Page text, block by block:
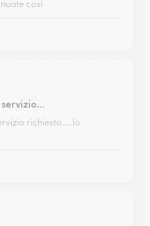
così
servizio…
richiesto…..lo